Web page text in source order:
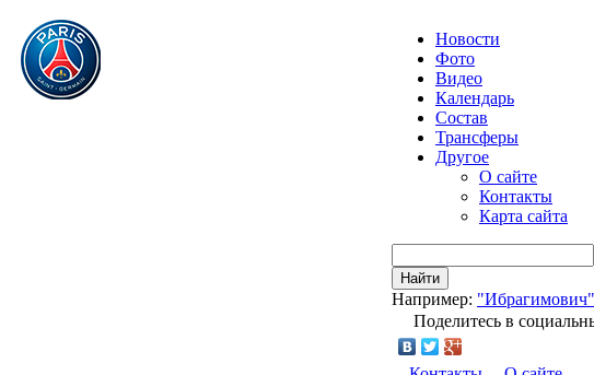
Новости
Фото
Видео
Календарь
Состав
Трансферы
Другое
О сайте
Контакты
Карта сайта
Найти
Например: "Ибрагимович"
Поделитесь в